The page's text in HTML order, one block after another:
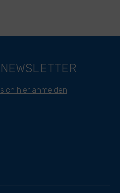
NEWSLETTER
sich hier anmelden